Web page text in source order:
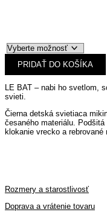
PRIDAŤ DO KOŠÍKA
LE BAT – nabi ho svetlom,
svieti.
Čierna detská svietiaca
česaného materiálu.
klokanie vrecko a rebrované
Rozmery a starostlivosť
Doprava a vrátenie tovaru